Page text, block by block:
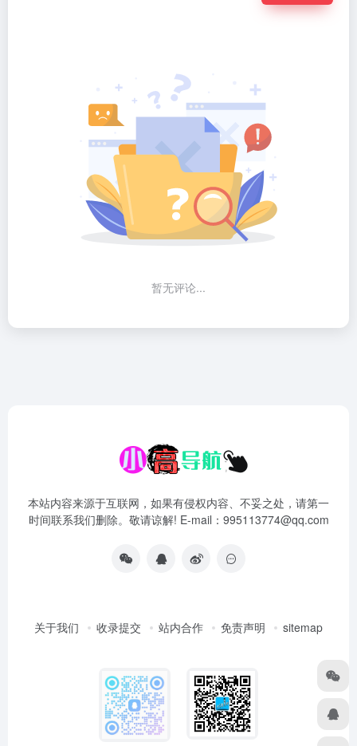
暂无评论...
本站内容来源于互联网，如果有侵权内容、不妥之处，请第一
时间联系我们删除。敬请谅解! E-mail：995113774@qq.com
关于我们 收录提交 站内合作 免责声明 sitemap